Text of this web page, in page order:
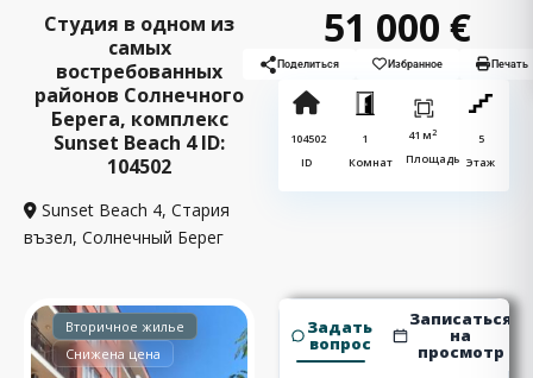
Студия в одном из
самых
востребованных
районов Солнечного
Берега, комплекс
Sunset Beach 4 ID:
104502
Sunset Beach 4, Стария
възел, Солнечный Берег
51 000 €
Поделиться Избранное Печать
104502
ID
1
Комнат
41 м2
Площадь
5
Этаж
Вторичное жилье
Снижена цена
Задать
вопрос
Записаться
на
просмотр